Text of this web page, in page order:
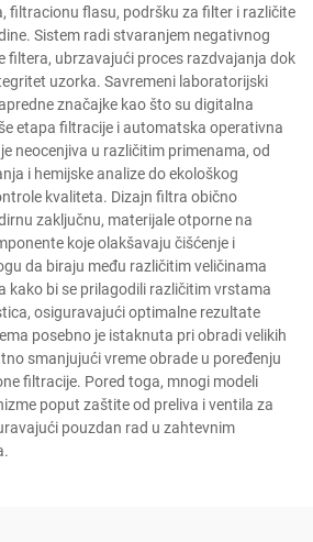
filtracionu flasu, podršku za filter i različite
Sistem radi stvaranjem negativnog
filtera, ubrzavajući proces razdvajanja dok
uzorka. Savremeni laboratorijski
značajke kao što su digitalna
etapa filtracije i automatska operativna
neocenjiva u različitim primenama, od
i hemijske analize do ekološkog
kvaliteta. Dizajn filtra obično
zaključnu, materijale otporne na
koje olakšavaju čišćenje i
da biraju među različitim veličinama
kako bi se prilagodili različitim vrstama
osiguravajući optimalne rezultate
posebno je istaknuta pri obradi velikih
smanjujući vreme obrade u poređenju
filtracije. Pored toga, mnogi modeli
poput zaštite od preliva i ventila za
pouzdan rad u zahtevnim